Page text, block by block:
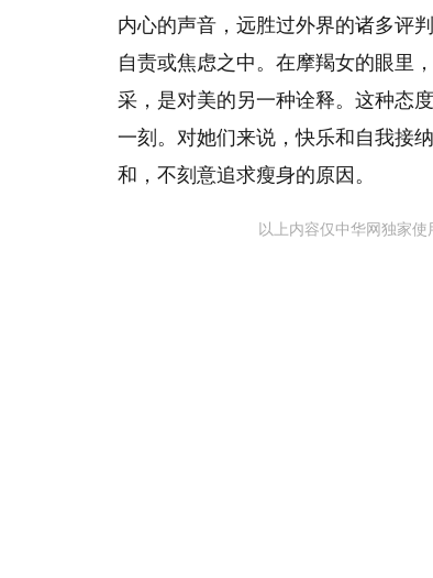
内心的声音，远胜过外界的诸多评
自责或焦虑之中。在摩羯女的眼里
采，是对美的另一种诠释。这种态
一刻。对她们来说，快乐和自我接
和，不刻意追求瘦身的原因。
以上内容仅中华网独家